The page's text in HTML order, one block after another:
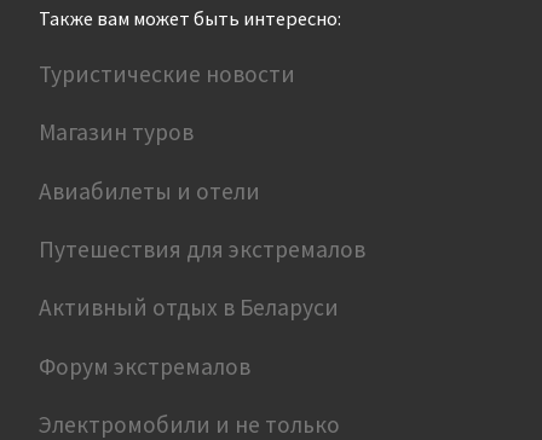
Также вам может быть интересно:
Туристические новости
Магазин туров
Авиабилеты и отели
Путешествия для экстремалов
Активный отдых в Беларуси
Форум экстремалов
Электромобили и не только